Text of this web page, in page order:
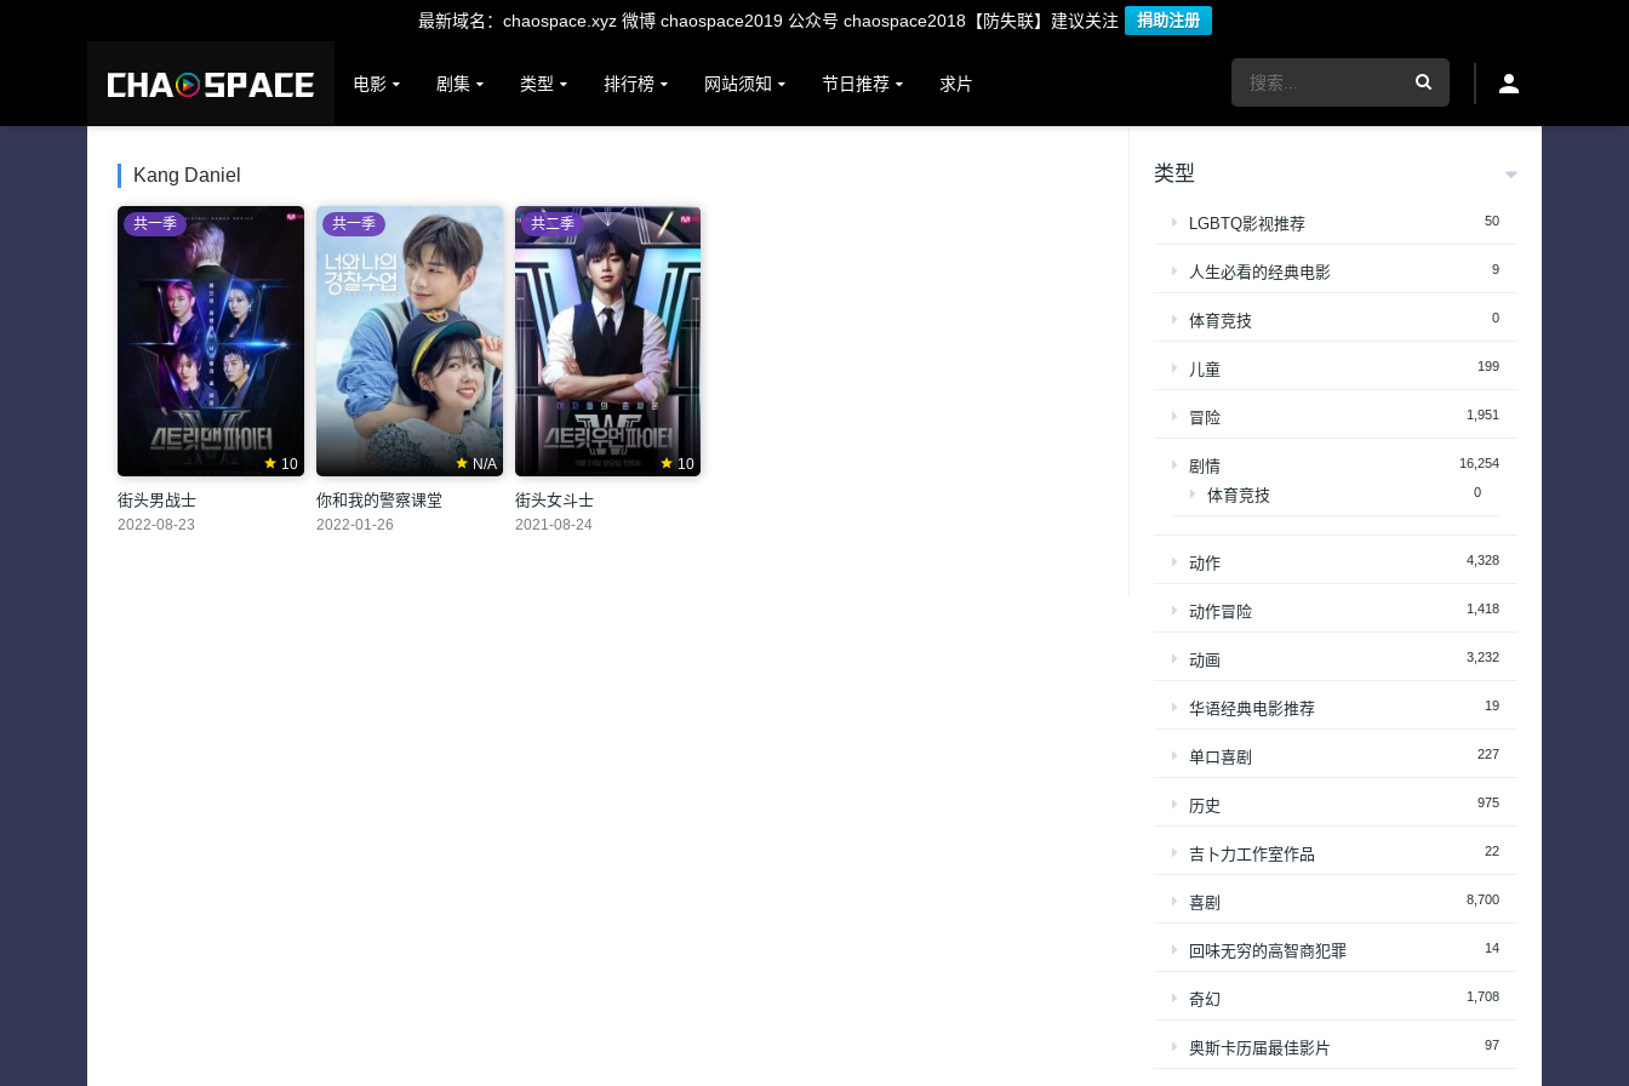
最新域名：chaospace.xyz 微博 chaospace2019 公众号 chaospace2018【防失联】建议关注 捐助注册
电影 剧集 类型 排行榜 网站须知 节日推荐 求片
Kang Daniel
10
共一季
街头男战士
2022-08-23
N/A
共一季
你和我的警察课堂
2022-01-26
10
共二季
街头女斗士
2021-08-24
类型
LGBTQ影视推荐 50
人生必看的经典电影 9
体育竞技 0
儿童 199
冒险 1,951
剧情 16,254
体育竞技 0
动作 4,328
动作冒险 1,418
动画 3,232
华语经典电影推荐 19
单口喜剧 227
历史 975
吉卜力工作室作品 22
喜剧 8,700
回味无穷的高智商犯罪 14
奇幻 1,708
奥斯卡历届最佳影片 97